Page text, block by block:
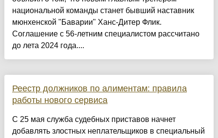
национальной команды станет бывший наставник
мюнхенской "Баварии" Ханс-Дитер Флик.
Соглашение с 56-летним специалистом рассчитано
до лета 2024 года....
Реестр должников по алиментам: правила
работы нового сервиса
С 25 мая служба судебных приставов начнет
добавлять злостных неплательщиков в специальный